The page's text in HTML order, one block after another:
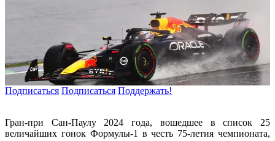
Подписаться Подписаться Поддержать!
Гран-при Сан-Паулу 2024 года, вошедшее в список 25
величайших гонок Формулы-1 в честь 75-летия чемпионата,